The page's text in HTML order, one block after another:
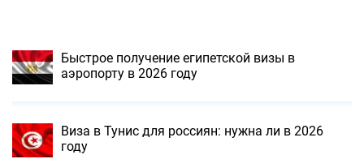
Быстрое получение египетской визы в
аэропорту в 2026 году
Виза в Тунис для россиян: нужна ли в 2026
году